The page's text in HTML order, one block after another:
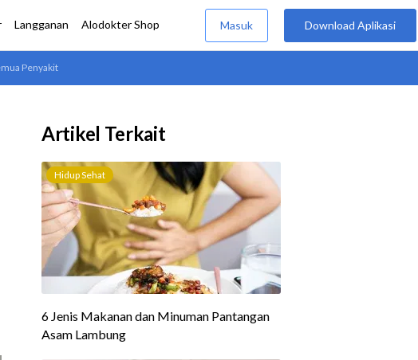
Artikel Terkait